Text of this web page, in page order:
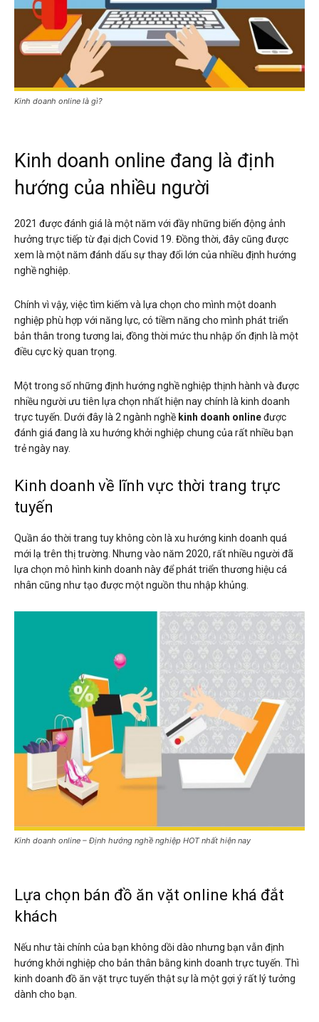
Kinh doanh online là gì?
Kinh doanh online đang là định
hướng của nhiều người
2021 được đánh giá là một năm với đầy những biến động ảnh
hưởng trực tiếp từ đại dịch Covid 19. Đồng thời, đây cũng được
xem là một năm đánh dấu sự thay đổi lớn của nhiều định hướng
nghề nghiệp.
Chính vì vậy, việc tìm kiếm và lựa chọn cho mình một doanh
nghiệp phù hợp với năng lực, có tiềm năng cho mình phát triển
bản thân trong tương lai, đồng thời mức thu nhập ổn định là một
điều cực kỳ quan trọng.
Một trong số những định hướng nghề nghiệp thịnh hành và được
nhiều người ưu tiên lựa chọn nhất hiện nay chính là kinh doanh
trực tuyến. Dưới đây là 2 ngành nghề kinh doanh onlineđược
đánh giá đang là xu hướng khởi nghiệp chung của rất nhiều bạn
trẻ ngày nay.
Kinh doanh về lĩnh vực thời trang trực
tuyến
Quần áo thời trang tuy không còn là xu hướng kinh doanh quá
mới lạ trên thị trường. Nhưng vào năm 2020, rất nhiều người đã
lựa chọn mô hình kinh doanh này để phát triển thương hiệu cá
nhân cũng như tạo được một nguồn thu nhập khủng.
Kinh doanh online – Định hướng nghề nghiệp HOT nhất hiện nay
Lựa chọn bán đồ ăn vặt online khá đắt
khách
Nếu như tài chính của bạn không dồi dào nhưng bạn vẫn định
hướng khởi nghiệp cho bản thân bằng kinh doanh trực tuyến. Thì
kinh doanh đồ ăn vặt trực tuyến thật sự là một gợi ý rất lý tưởng
dành cho bạn.